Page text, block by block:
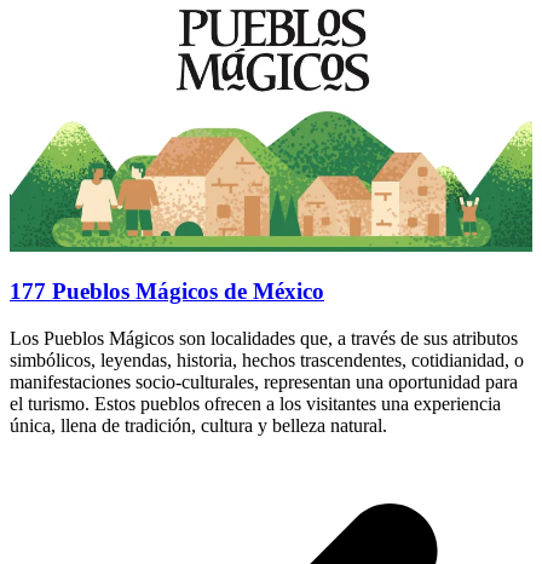
177 Pueblos Mágicos de México
Los Pueblos Mágicos son localidades que, a través de sus atributos
simbólicos, leyendas, historia, hechos trascendentes, cotidianidad, o
manifestaciones socio-culturales, representan una oportunidad para
el turismo. Estos pueblos ofrecen a los visitantes una experiencia
única, llena de tradición, cultura y belleza natural.